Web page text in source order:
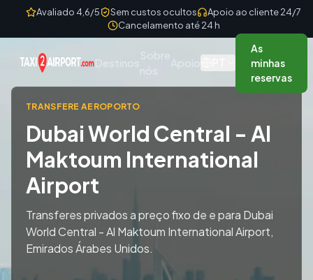
Skip to content
Avaliado 4,6/5 Sem custos ocultos
Apoio ao cliente 24/7
Cancelamento até 24 h
Destinos
Sobre
Apoio
As
minhas
reservas
TRANSFERE AEROPORTO
Dubai World Central - Al
Maktoum International
Airport
Transferes privados a preço fixo de e para Dubai
World Central - Al Maktoum International Airport,
Emirados Árabes Unidos.